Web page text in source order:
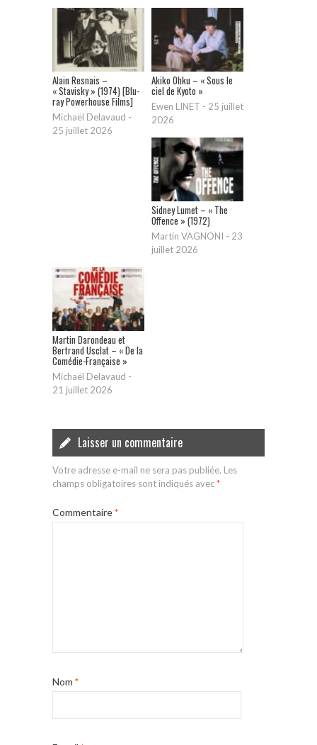
Alain Resnais –
« Stavisky » (1974) [Blu-
ray Powerhouse Films]
Michaël Delavaud -
25 juillet 2026
Akiko Ohku – « Sous le
ciel de Kyoto »
Ewen LINET - 25 juillet
2026
Sidney Lumet – « The
Offence » (1972)
Martin VAGNONI - 23
juillet 2026
Martin Darondeau et
Bertrand Usclat – « De la
Comédie-Française »
Michaël Delavaud -
21 juillet 2026
Laisser un commentaire
Votre adresse e-mail ne sera pas publiée. Les
champs obligatoires sont indiqués avec*
Commentaire*
Nom *